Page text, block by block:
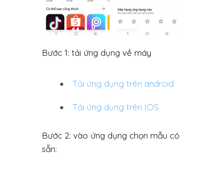
Bước 1: tải ứng dụng về máy
Tải ứng dụng trên android
Tải ứng dụng trên IOS
Bước 2: vào ứng dụng chọn mẫu có
sẵn: